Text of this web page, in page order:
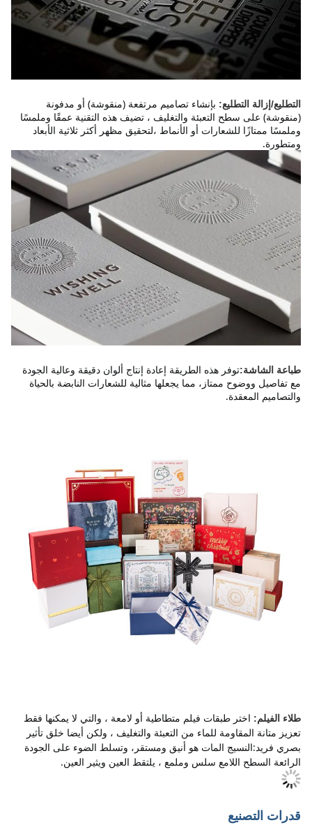
التطليع/إزالة التطليع: بإنشاء تصاميم مرتفعة (منقوشة) أو مدفونة
(منقوشة) على سطح التعبئة والتغليف ، تضيف هذه التقنية عمقًا وملمسًا
وملمسًا ممتازًا للشعارات أو الأنماط ،لتحقيق مظهر أكثر ثلاثية الأبعاد
ومتطورة.
طباعة الشاشة:توفر هذه الطريقة إعادة إنتاج ألوان دقيقة وعالية الجودة
مع تفاصيل ووضوح ممتاز، مما يجعلها مثالية للشعارات النابضة بالحياة
والتصاميم المعقدة.
طلاء الفيلم: اختر طبقات فيلم متطاطية أو لامعة ، والتي لا يمكنها فقط
تعزيز متانة المقاومة للماء من التعبئة والتغليف ، ولكن أيضا خلق تأثير
بصري فريد:النسيج المات هو أنيق ومستقر، وتسلط الضوء على الجودة
الرائعة السطح اللامع سلس وملمع ، يلتقط العين ويثير العين.
قدرات التصنيع